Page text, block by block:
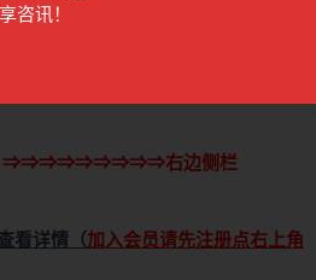
）⇒⇒⇒⇒⇒⇒⇒⇒⇒右边侧栏
看详情（加入会员请先注册点右上角
咨讯！